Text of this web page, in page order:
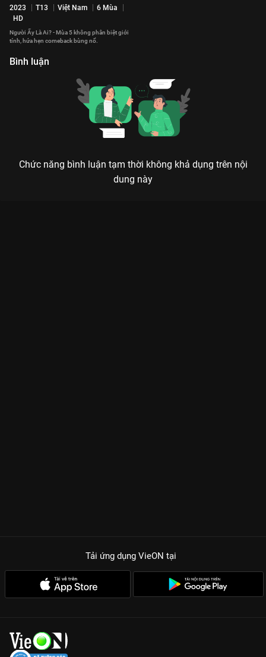
2023 T13 Việt Nam
6 Mùa
HD
Người Ấy Là Ai? - Mùa 5 không phân biệt giới
tính, hứa hẹn comeback bùng nổ.
Bình luận
Chức năng bình luận tạm thời không khả dụng trên nội
dung này
Tải ứng dụng VieON tại